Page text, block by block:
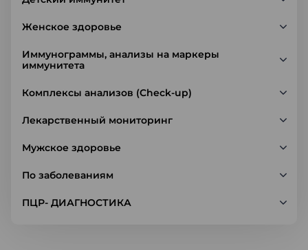
Женское здоровье
Иммунограммы, анализы на маркеры
иммунитета
Комплексы анализов (Check-up)
Лекарственный мониторинг
Мужское здоровье
По заболеваниям
ПЦР- ДИАГНОСТИКА